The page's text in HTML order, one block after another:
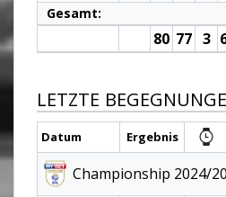
Gesamt:
80 77 3
LETZTE
Datum Ergebnis
Championship 2024/